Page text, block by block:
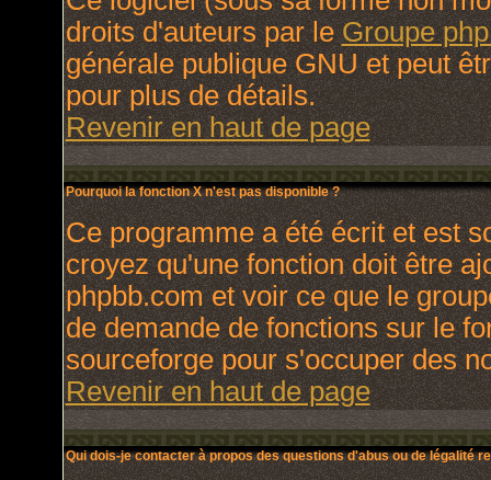
droits d'auteurs par leGroupe
générale publique GNU et peut
pour plus de détails.
Revenir en haut de page
Pourquoi la fonction X n'est pas disponible ?
Ce programme a été écrit et est
croyez qu'une fonction doit être
phpbb.com et voir ce que le
de demande de fonctions sur le
sourceforge pour s'occuper des
Revenir en haut de page
Qui dois-je contacter à propos des questions d'abus ou de légalité